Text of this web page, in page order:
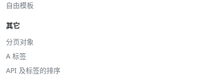
自由模板
其它
分页对象
A 标签
API 及标签的排序